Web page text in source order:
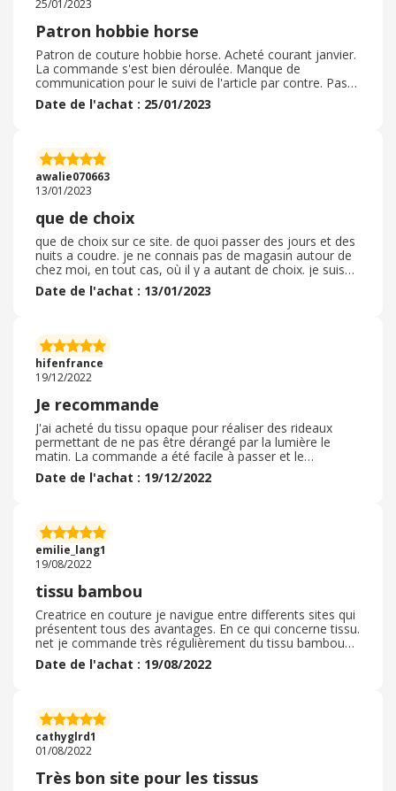
de qualité tout a fait correct. Je ne suis pas déçue de ma
commande, et j'y reviendrai !
25/01/2023
Patron hobbie horse
Patron de couture hobbie horse. Acheté courant janvier.
La commande s'est bien déroulée. Manque de
communication pour le suivi de l'article par contre. Pas
de code promo utilisé. Commande un peu longue a
arrivé à mon gout. Emballage parfait et solide pour bien
commandant la langue mais je devrais m'en sortir
comme il s'agit d'un patron de couture. Très beau livret.
Il n'y a plus qu'à faire la réalisation
Date de l'achat : 25/01/2023
awalie070663
13/01/2023
que de choix
que de choix sur ce site. de quoi passer des jours et des
nuits a coudre. je ne connais pas de magasin autour de
chez moi, en tout cas, où il y a autant de choix. je suis
une débutante en couture et autodidacte et j y ai trouvé
de multiples inspirations et découvert un choix
choses nécessaires sont de très bonne qualité et de
belles couleurs qui s accordent avec tous les tissus et
permettent toutes les réalisations.
Date de l'achat : 13/01/2023
hifenfrance
19/12/2022
Je recommande
J'ai acheté du tissu opaque pour réaliser des rideaux
permettant de ne pas être dérangé par la lumière le
matin. La commande a été facile à passer et le
processus rapide et rassurant. Les délais de livraison
proposés ont été respectés et j'ai récupéré ma
j'attendais. Bien emballés et en parfait état. C'est un site
que je ne connaissait pas mais sur lequel je retournerais
si j'ai d'autres produits du même type à acheter.
Date de l'achat : 19/12/2022
emilie_lang1
19/08/2022
tissu bambou
Creatrice en couture je navigue entre differents sites qui
présentent tous des avantages. En ce qui concerne tissu.
net je commande très régulièrement du tissu bambou
que je trouve imbattable au niveau de la qualité! J'en ai
commandé de nombreuses fois sur d'autres sites et je
commander quand il y a une promotion ( ce qui revient
assez régulièrement) Avec e cashback en plus c'est
toujours très interessant, je recommande
Date de l'achat : 19/08/2022
cathyglrd1
01/08/2022
Très bon site pour les tissus